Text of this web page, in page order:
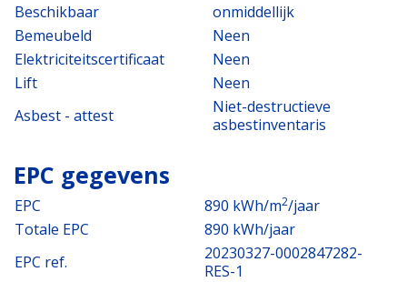
Beschikbaar
onmiddellijk
Bemeubeld
Neen
Elektriciteitscertificaat
Neen
Lift
Neen
Asbest - attest
Niet-destructieve
asbestinventaris
EPC gegevens
EPC 890 kWh/m2/jaar
Totale EPC
890 kWh/jaar
EPC ref.
20230327-0002847282-
RES-1